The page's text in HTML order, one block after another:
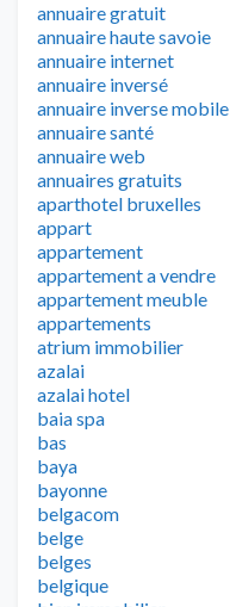
annuaire gratuit
annuaire haute savoie
annuaire internet
annuaire inversé
annuaire inverse mobile
annuaire santé
annuaire web
annuaires gratuits
aparthotel bruxelles
appart
appartement
appartement a vendre
appartement meuble
appartements
atrium immobilier
azalai
azalai hotel
baia spa
bas
baya
bayonne
belgacom
belge
belges
belgique